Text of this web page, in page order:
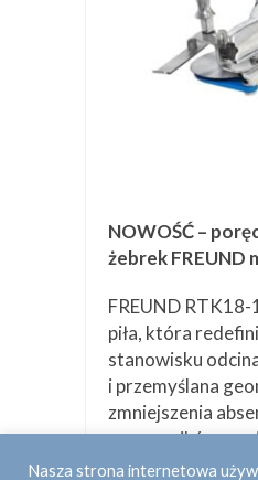
NOWOŚĆ –
żebrek FREUND
FREUND
piła, która
stanowisku
i przemyślana
zmniejszenia
pracowników
Nasza strona internetowa